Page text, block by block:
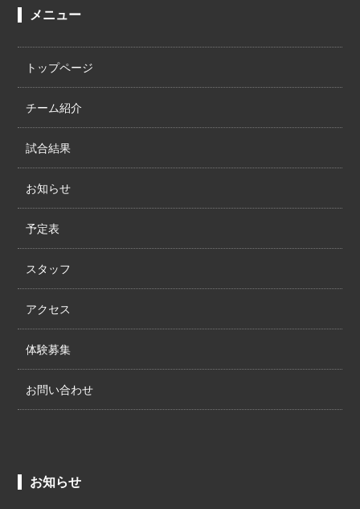
メニュー
トップページ
チーム紹介
試合結果
お知らせ
予定表
スタッフ
アクセス
体験募集
お問い合わせ
お知らせ